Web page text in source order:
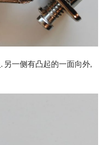
另一侧有凸起的一面向外,